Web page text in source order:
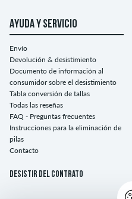
AYUDA Y SERVICIO
Envío
Devolución & desistimiento
Documento de información al
consumidor sobre el desistimiento
Tabla conversión de tallas
Todas las reseñas
FAQ - Preguntas frecuentes
Instrucciones para la eliminación de
pilas
Contacto
Desistir del contrato